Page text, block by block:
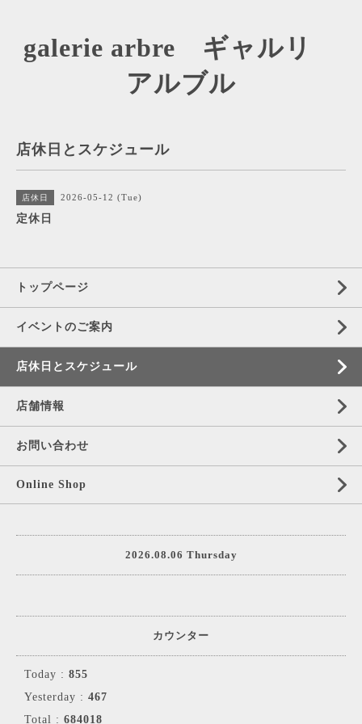
galerie arbre ギャルリ
アルブル
店休日とスケジュール
店休日 2026-05-12 (Tue)
定休日
トップページ
イベントのご案内
店休日とスケジュール
店舗情報
お問い合わせ
Online Shop
2026.08.06 Thursday
カウンター
Today : 855
Yesterday : 467
Total : 684018